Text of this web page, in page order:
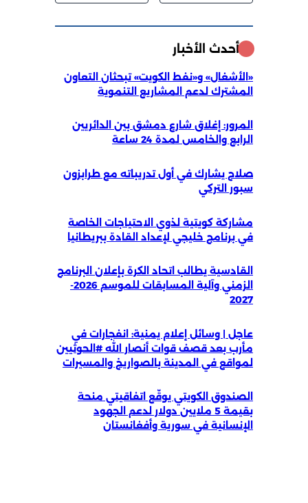
أحدث الأخبار
«الأشغال» و«نفط الكويت» تبحثان التعاون
المشترك لدعم المشاريع التنموية
المرور: إغلاق شارع دمشق بين الدائريين
الرابع والخامس لمدة 24 ساعة
صلاح يشارك في أول تدريباته مع طرابزون
سبور التركي
مشاركة كويتية لذوي الاحتياجات الخاصة
في برنامج خليجي لإعداد القادة ببريطانيا
القادسية يطالب اتحاد الكرة بإعلان البرنامج
الزمني وآلية المسابقات للموسم 2026-
2027
عاجل | وسائل إعلام يمنية: انفجارات في
مأرب بعد قصف قوات أنصار الله #الحوثيين
لمواقع في المدينة بالصواريخ والمسيرات
الصندوق الكويتي يوقّع اتفاقيتي منحة
بقيمة 5 ملايين دولار لدعم الجهود
الإنسانية في سورية وأفغانستان